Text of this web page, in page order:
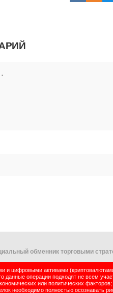
обменник торговыми
и цифровыми активами
данные операции подходят не всем
или политических
необходимо полностью осознавать